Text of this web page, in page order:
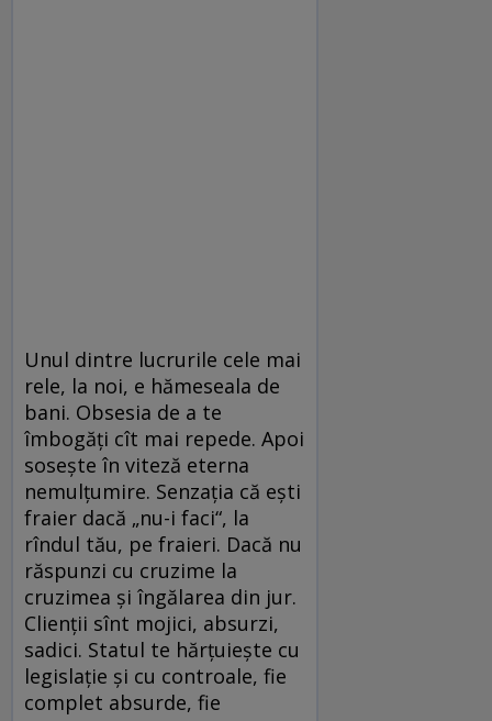
Unul dintre lucrurile cele mai
rele, la noi, e hămeseala de
bani. Obsesia de a te
îmbogăți cît mai repede. Apoi
sosește în viteză eterna
nemulțumire. Senzația că ești
fraier dacă „nu-i faci“, la
rîndul tău, pe fraieri. Dacă nu
răspunzi cu cruzime la
cruzimea și îngălarea din jur.
Clienții sînt mojici, absurzi,
sadici. Statul te hărțuiește cu
legislație și cu controale, fie
complet absurde, fie